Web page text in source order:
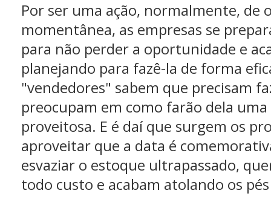
Por ser uma ação, normalmente, de
momentânea, as empresas se
para não perder a oportunidade e
planejando para fazê-la de forma
"vendedores" sabem que precisam
preocupam em como farão dela
proveitosa. E é daí que surgem os
aproveitar que a data é
esvaziar o estoque ultrapassado,
todo custo e acabam atolando os